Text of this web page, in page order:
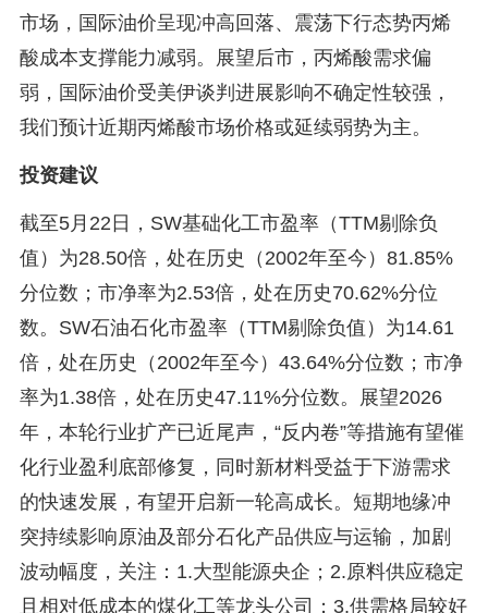
市场，国际油价呈现冲高回落、震荡下行态势丙烯
酸成本支撑能力减弱。展望后市，丙烯酸需求偏
弱，国际油价受美伊谈判进展影响不确定性较强，
我们预计近期丙烯酸市场价格或延续弱势为主。
投资建议
截至5月22日，SW基础化工市盈率（TTM剔除负
值）为28.50倍，处在历史（2002年至今）81.85%
分位数；市净率为2.53倍，处在历史70.62%分位
数。SW石油石化市盈率（TTM剔除负值）为14.61
倍，处在历史（2002年至今）43.64%分位数；市净
率为1.38倍，处在历史47.11%分位数。展望2026
年，本轮行业扩产已近尾声，“反内卷”等措施有望催
化行业盈利底部修复，同时新材料受益于下游需求
的快速发展，有望开启新一轮高成长。短期地缘冲
突持续影响原油及部分石化产品供应与运输，加剧
波动幅度，关注：1.大型能源央企；2.原料供应稳定
且相对低成本的煤化工等龙头公司；3.供需格局较好